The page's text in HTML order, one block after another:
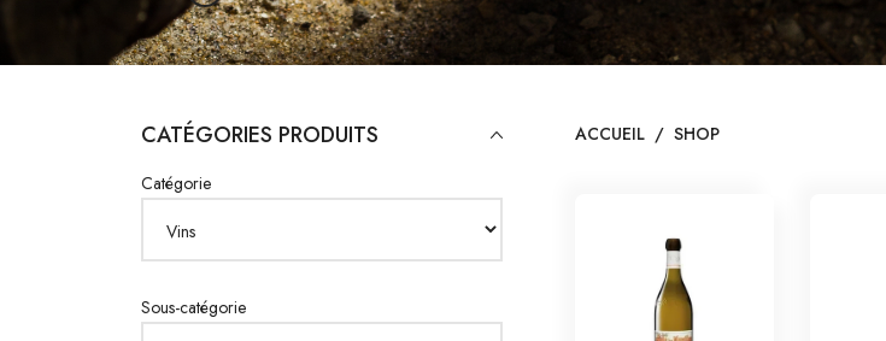
CATÉGORIES PRODUITS
Catégorie
Sous-catégorie
ACCUEIL / SHOP